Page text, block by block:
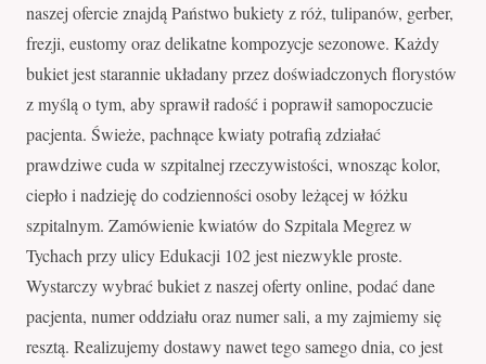
naszej ofercie znajdą Państwo bukiety z róż, tulipanów, gerber,
frezji, eustomy oraz delikatne kompozycje sezonowe. Każdy
bukiet jest starannie układany przez doświadczonych florystów
z myślą o tym, aby sprawił radość i poprawił samopoczucie
pacjenta. Świeże, pachnące kwiaty potrafią zdziałać
prawdziwe cuda w szpitalnej rzeczywistości, wnosząc kolor,
ciepło i nadzieję do codzienności osoby leżącej w łóżku
szpitalnym. Zamówienie kwiatów do Szpitala Megrez w
Tychach przy ulicy Edukacji 102 jest niezwykle proste.
Wystarczy wybrać bukiet z naszej oferty online, podać dane
pacjenta, numer oddziału oraz numer sali, a my zajmiemy się
resztą. Realizujemy dostawy nawet tego samego dnia, co jest